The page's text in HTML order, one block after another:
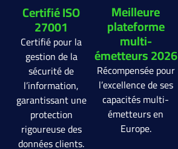
Certifié ISO
27001
Certifié pour la
gestion de la
sécurité de
l’information,
garantissant une
protection
rigoureuse des
données clients.
Meilleure
plateforme
multi-
émetteurs 2026
Récompensée pour
l’excellence de ses
capacités multi-
émetteurs en
Europe.